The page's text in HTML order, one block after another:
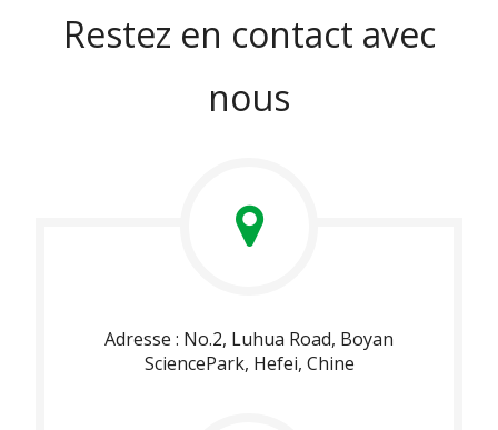
Restez en contact avec
nous
Adresse : No.2, Luhua Road, Boyan
SciencePark, Hefei, Chine